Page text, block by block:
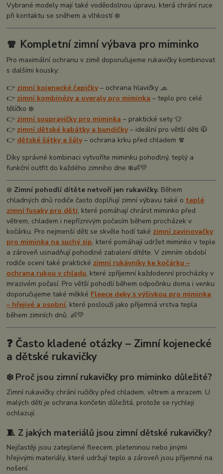
Vybrané modely mají také voděodolnou úpravu, která chrání ruce
při kontaktu se sněhem a vlhkostí ❄️
🧣 Kompletní zimní výbava pro miminko
Pro maximální ochranu v zimě doporučujeme rukavičky kombinovat
s dalšími kousky:
👉 zimní kojenecké čepičky– ochrana hlavičky 🧢
👉 zimní kombinézy a overaly pro miminka – teplo pro celé
tělíčko ❄️
👉 zimní soupravičky pro miminka – praktické sety 👕
👉 zimní dětské kabátky a bundičky– ideální pro větší děti 🧥
👉 dětské šátky a šály– ochrana krku před chladem 🧣
Díky správné kombinaci vytvoříte miminku pohodlný, teplý a
funkční outfit do každého zimního dne ❄️👶💛
❄️ Zimní pohodlí dítěte netvoří jen rukavičky. Během
chladných dnů rodiče často doplňují zimní výbavu také o teplé
zimní fusaky pro děti, které pomáhají chránit miminko před
větrem, chladem i nepříznivým počasím během procházek v
kočárku. Pro nejmenší děti se skvěle hodí také zimní zavinovačky
pro miminka na suchý zip, které pomáhají udržet miminko v teple
a zároveň usnadňují pohodlné zabalení dítěte. V zimním období
rodiče ocení také praktické zimní rukávníky ke kočárku –
ochrana rukou v chladu, které zpříjemní každodenní procházky v
mrazivém počasí. Pro větší pohodlí během odpočinku doma i venku
doporučujeme také měkké Fleece deky s výšivkou pro miminka
– hřejivé a osobní, které poslouží jako příjemná vrstva tepla
během zimních dnů. 👶💛
❓ Často kladené otázky – Zimní kojenecké
a dětské rukavičky
❄️ Proč jsou zimní rukavičky pro miminko důležité?
Zimní rukavičky chrání ručičky před chladem, větrem a mrazem. U
malých dětí je ochrana končetin důležitá, protože se rychleji
ochlazují.
🧵 Z jakých materiálů jsou zimní dětské rukavičky?
Nejčastěji jsou zateplené fleecem, pleteninou nebo jinými
hřejivými materiály, které udržují teplo a zároveň jsou příjemné na
nošení.